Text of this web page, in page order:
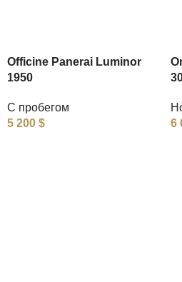
Officine Panerai Luminor
1950
С пробегом
5 200 $
6